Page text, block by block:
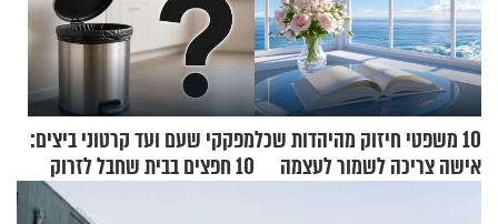
10 משפטי חיזוק מהיהדות שכל
אישה צריכה לשמור לעצמה
מפקקי שעם ועד קרטוני ביצים:
10 חפצים בבית שחבל לזרוק